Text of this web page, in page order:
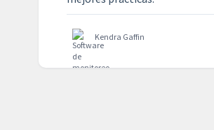
Kendra Gaffin